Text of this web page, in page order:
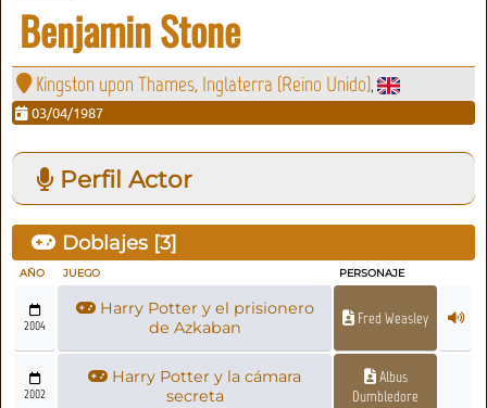
Benjamin Stone
Kingston upon Thames, Inglaterra (Reino Unido),
03/04/1987
Perfil Actor
Doblajes [3]
AÑO JUEGO PERSONAJE
2004
Harry Potter y el prisionero
de Azkaban
Fred Weasley
2002
Harry Potter y la cámara
secreta
Albus
Dumbledore